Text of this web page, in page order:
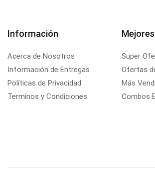
Información
Acerca de Nosotros
Información de Entregas
Políticas de Privacidad
Terminos y Condiciones
Super
Ofertas
Más
Combos